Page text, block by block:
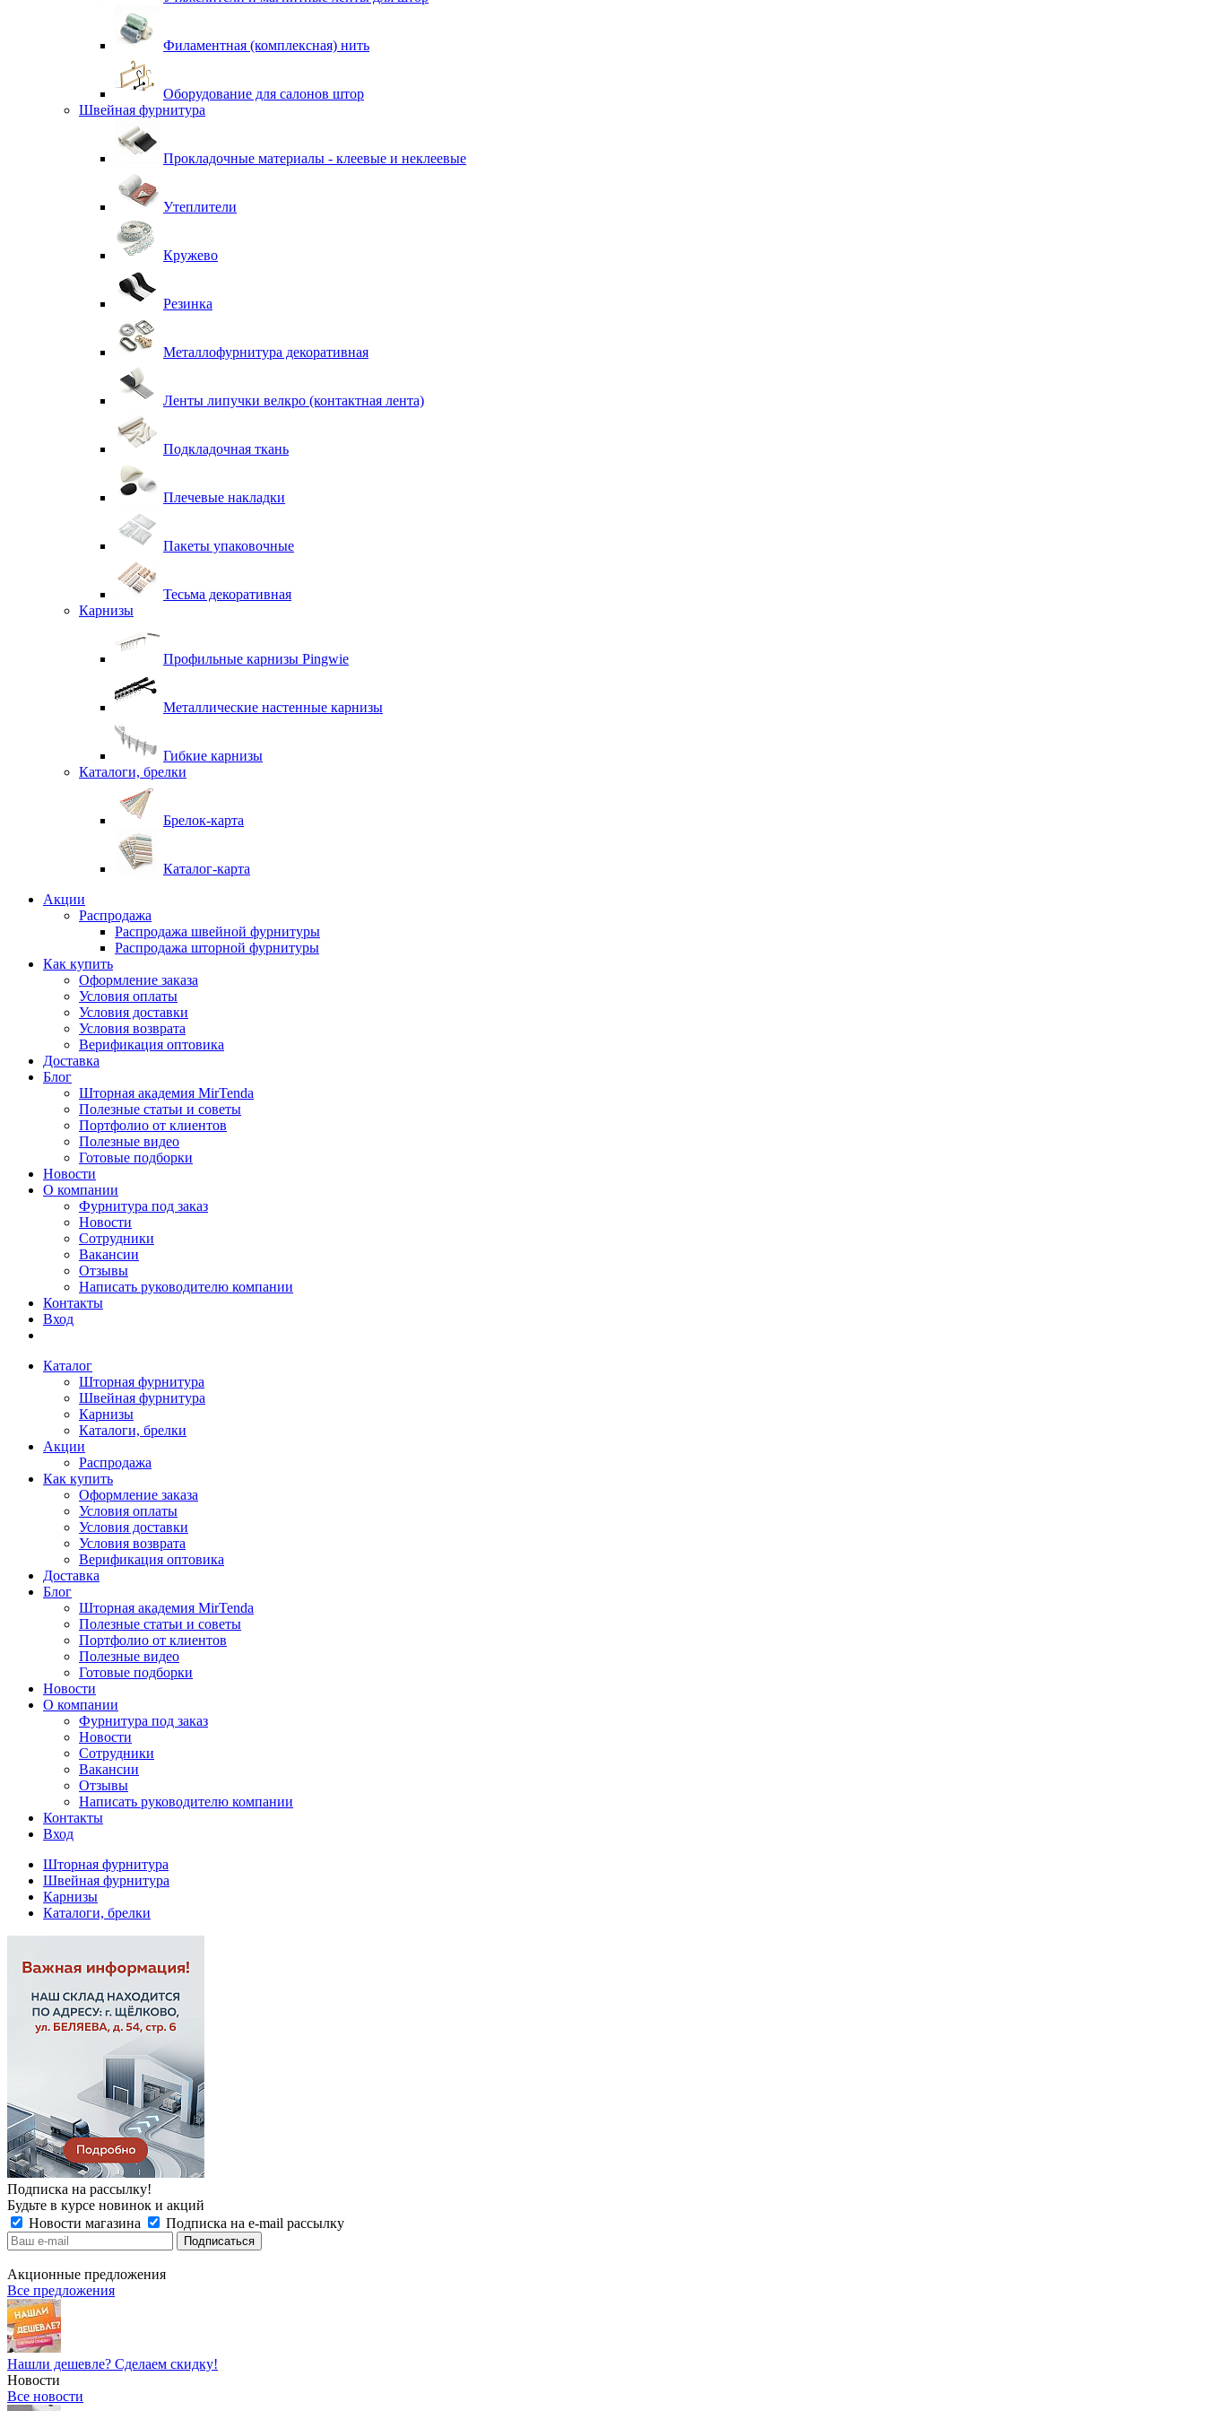
Филаментная (комплексная) нить
Оборудование для салонов штор
Швейная фурнитура
Прокладочные материалы - клеевые и неклеевые
Утеплители
Кружево
Резинка
Металлофурнитура декоративная
Ленты липучки велкро (контактная лента)
Подкладочная ткань
Плечевые накладки
Пакеты упаковочные
Тесьма декоративная
Карнизы
Профильные карнизы Pingwie
Металлические настенные карнизы
Гибкие карнизы
Каталоги, брелки
Брелок-карта
Каталог-карта
Акции
Распродажа
Распродажа швейной фурнитуры
Распродажа шторной фурнитуры
Как купить
Оформление заказа
Условия оплаты
Условия доставки
Условия возврата
Верификация оптовика
Доставка
Блог
Шторная академия MirTenda
Полезные статьи и советы
Портфолио от клиентов
Полезные видео
Готовые подборки
Новости
О компании
Фурнитура под заказ
Новости
Сотрудники
Вакансии
Отзывы
Написать руководителю компании
Контакты
Вход
Каталог
Шторная фурнитура
Швейная фурнитура
Карнизы
Каталоги, брелки
Акции
Распродажа
Как купить
Оформление заказа
Условия оплаты
Условия доставки
Условия возврата
Верификация оптовика
Доставка
Блог
Шторная академия MirTenda
Полезные статьи и советы
Портфолио от клиентов
Полезные видео
Готовые подборки
Новости
О компании
Фурнитура под заказ
Новости
Сотрудники
Вакансии
Отзывы
Написать руководителю компании
Контакты
Вход
Шторная фурнитура
Швейная фурнитура
Карнизы
Каталоги, брелки
Подписка на рассылку!
Будьте в курсе новинок и акций
Новости магазина
Подписка на e-mail рассылку
Акционные предложения
Все предложения
Нашли дешевле? Сделаем скидку!
Новости
Все новости